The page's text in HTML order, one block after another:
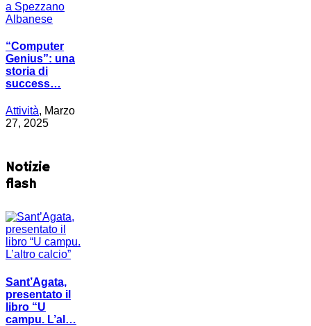
“Computer
Genius”: una
storia di
success…
Attività, Marzo
27, 2025
Notizie
flash
Sant’Agata,
presentato il
libro “U
campu. L’al…